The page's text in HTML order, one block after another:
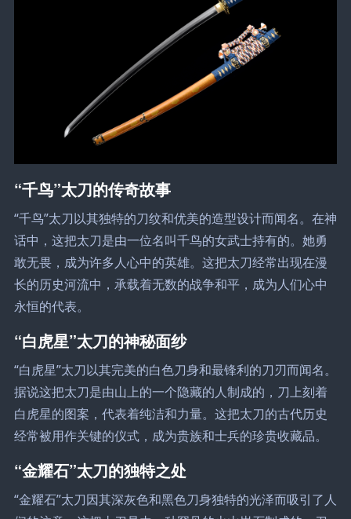
“千鸟”太刀的传奇故事
“千鸟”太刀以其独特的刀纹和优美的造型设计而闻名。在神
话中，这把太刀是由一位名叫千鸟的女武士持有的。她勇
敢无畏，成为许多人心中的英雄。这把太刀经常出现在漫
长的历史河流中，承载着无数的战争和平，成为人们心中
永恒的代表。
“白虎星”太刀的神秘面纱
“白虎星”太刀以其完美的白色刀身和最锋利的刀刃而闻名。
据说这把太刀是由山上的一个隐藏的人制成的，刀上刻着
白虎星的图案，代表着纯洁和力量。这把太刀的古代历史
经常被用作关键的仪式，成为贵族和士兵的珍贵收藏品。
“金耀石”太刀的独特之处
“金耀石”太刀因其深灰色和黑色刀身独特的光泽而吸引了人